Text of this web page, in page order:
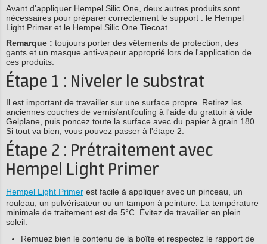
Avant d'appliquer Hempel Silic One, deux autres produits sont
nécessaires pour préparer correctement le support : le Hempel
Light Primer et le Hempel Silic One Tiecoat.
Remarque : toujours porter des vêtements de protection, des
gants et un masque anti-vapeur approprié lors de l'application de
ces produits.
Étape 1 : Niveler le substrat
Il est important de travailler sur une surface propre. Retirez les
anciennes couches de vernis/antifouling à l'aide du grattoir à vide
Gelplane, puis poncez toute la surface avec du papier à grain 180.
Si tout va bien, vous pouvez passer à l'étape 2.
Étape 2 : Prétraitement avec
Hempel Light Primer
Hempel Light Primer est facile à appliquer avec un pinceau, un
rouleau, un pulvérisateur ou un tampon à peinture. La température
minimale de traitement est de 5°C. Évitez de travailler en plein
soleil.
Remuez bien le contenu de la boîte et respectez le rapport de